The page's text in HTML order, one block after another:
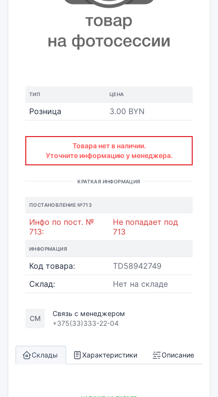
ТИП ЦЕНА
Розница 3.00 BYN
Товара нет в наличии.
Уточните информацию у менеджера.
КРАТКАЯ ИНФОРМАЦИЯ
ПОСТАНОВЛЕНИЕ №713
Инфо по пост. №
713:
Не попадает под
713
ИНФОРМАЦИЯ
Код товара:
TD58942749
Склад:
Нет на складе
СМ
Связь с менеджером
+375(33)333-22-04
Склады Характеристики Описание